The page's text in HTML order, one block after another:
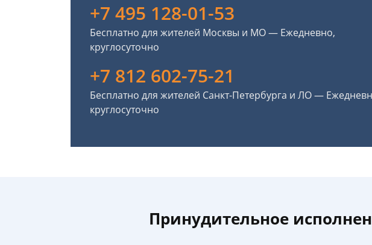
+7 495 128-01-53
Бесплатно для жителей Москвы и МО — Ежедневно,
круглосуточно
+7 812 602-75-21
Бесплатно для жителей Санкт-Петербурга и ЛО —
круглосуточно
Принудительное